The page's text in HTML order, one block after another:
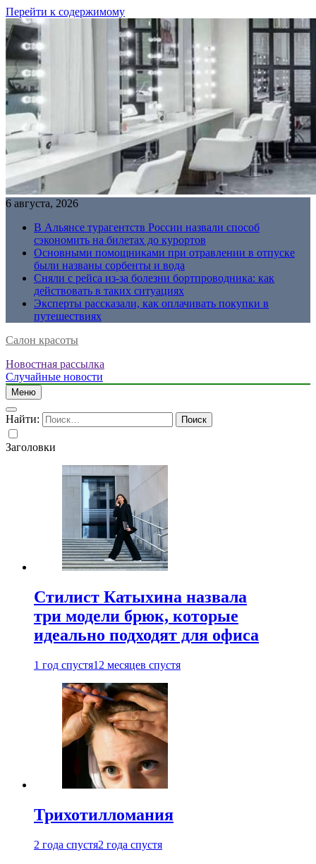
Перейти к содержимому
6 августа, 2026
В Альянсе турагентств России назвали способ
сэкономить на билетах до курортов
Основными помощниками при отравлении в отпуске
были названы сорбенты и вода
Сняли с рейса из-за болезни бортпроводника: как
действовать в таких ситуациях
Эксперты рассказали, как оплачивать покупки в
путешествиях
Салон красоты
Новостная рассылка
Случайные новости
Меню
Найти:
Заголовки
Стилист Катыхина назвала
три модели брюк, которые
идеально подходят для офиса
1 год спустя12 месяцев спустя
Трихотилломания
2 года спустя2 года спустя